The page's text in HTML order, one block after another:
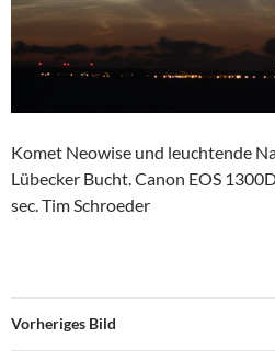
Komet Neowise und leuchtende
Lübecker Bucht. Canon EOS
sec. Tim Schroeder
Vorheriges Bild